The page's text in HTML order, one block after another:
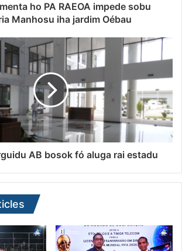
ho PA RAEOA impede sobu
Manhosu iha jardim Oébau
AB bosok fó aluga rai estadu